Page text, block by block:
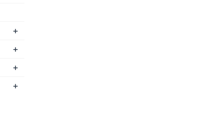
+
+
+
+